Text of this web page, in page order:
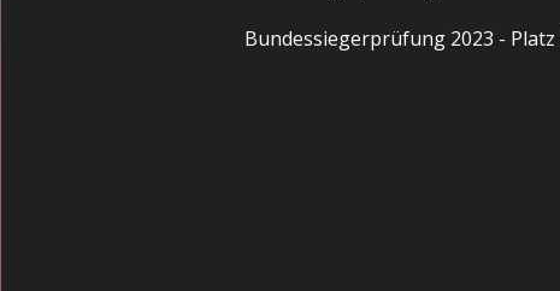
Bundessiegerprüfung 2023 - Platz